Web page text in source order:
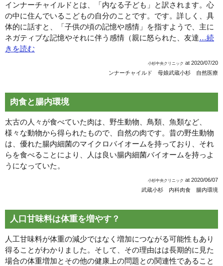
インナーチャイルドとは、「内なる子ども」と訳されます。心
の中に住んでいるこどもの自分のことです。です。詳しく、具
体的に話すと、「子供の頃の記憶や感情」を指すようで、主に
ネガティブな記憶やそれに伴う感情（親に怒られた、友達…続
きを読む
小杉中央クリニック at 2020/07/20
ンナーチャイルド 母娘武蔵小杉 自然医療
肉食と腸内環境
太古の人々が食べていた肉は、野生動物、鳥類、魚類など、
様々な動物から得られたもので、自然の肉です。昔の野生動物
は、優れた腸内細菌のマイクロバイオームを持っており、それ
らを食べることにより、人は良い腸内細菌バイオームを持っよ
うになっていた。
小杉中央クリニック at 2020/06/07
武蔵小杉 内科肉食 腸内環境
人口甘味料は体重を増やす？
人工甘味料が体重の減少ではなく増加につながる可能性もあり
得ることがわかりました。そして、その理由はは長期的に見た
場合の体重増加とその他の健康上の問題との関連性であること